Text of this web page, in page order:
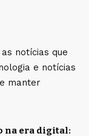
notícias que
e notícias
manter
na era digital: